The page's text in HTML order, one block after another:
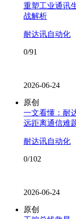
重塑工业通讯
战解析
耐达讯自动化
0/91
2026-06-24
原创
一文看懂：耐
远距离通信难
耐达讯自动化
0/102
2026-06-24
原创